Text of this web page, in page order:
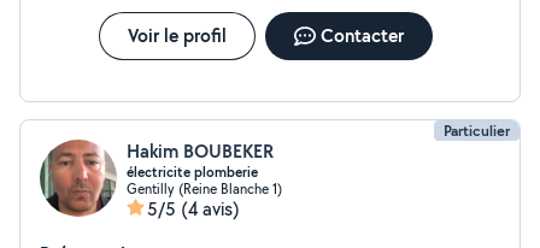
Voir le profil Contacter
Particulier
Hakim BOUBEKER
électricite plomberie
Gentilly (Reine Blanche 1)
5/5 (4 avis)